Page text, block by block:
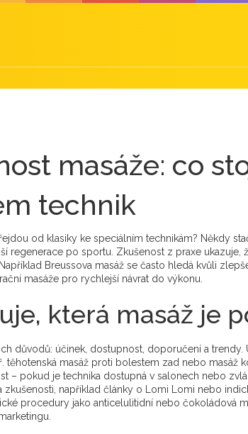
masáže: co
technik
od klasiky ke speciálním technikám? Někdy
regenerace po sportu. Zkušenost z praxe ukazuje,
Breussova masáž se často hledá kvůli
masáže pro rychlejší návrat do výkonu.
která masáž je
důvodů: účinek, dostupnost, doporučení a trendy.
těhotenská masáž proti bolestem zad nebo masáž
– pokud je technika dostupná v salonech nebo
zkušenosti, například články o Lomi Lomi nebo
procedury jako anticelulitidní nebo čokoládová